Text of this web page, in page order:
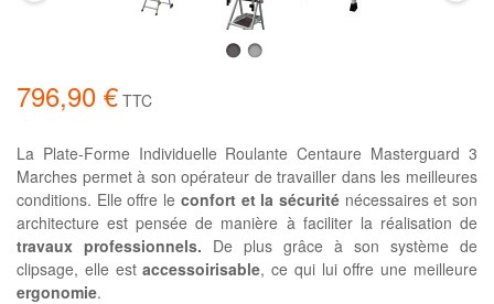
796,90 € TTC
La Plate-Forme Individuelle Roulante Centaure Masterguard 3
Marches permet à son opérateur de travailler dans les meilleures
conditions. Elle offre le confort et la sécuriténécessaires et son
architecture est pensée de manière à faciliter la réalisation de
travaux professionnels. De plus grâce à son système de
clipsage, elle estaccessoirisable, ce qui lui offre une meilleure
ergonomie.